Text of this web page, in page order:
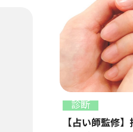
診断
【占い師監修